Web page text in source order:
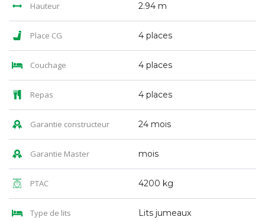
Hauteur 2.94 m
Place CG 4 places
Couchage 4 places
Repas 4 places
Garantie constructeur 24 mois
Garantie Master mois
PTAC 4200 kg
Type de lits Lits jumeaux